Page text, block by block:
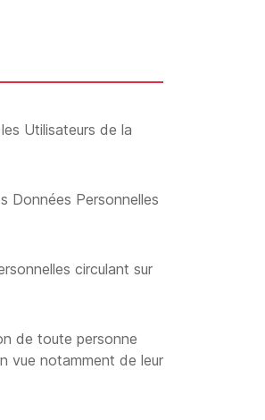
Utilisateurs de la
Données Personnelles
circulant sur
de toute personne
vue notamment de leur